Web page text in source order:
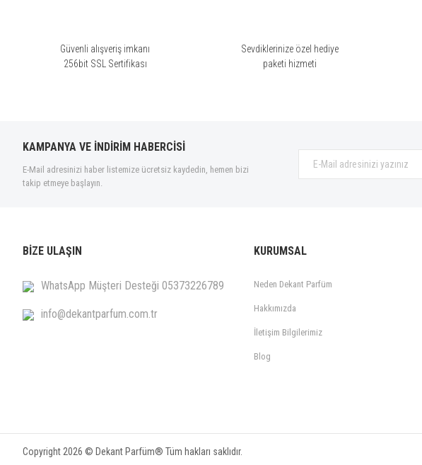
Güvenli alışveriş imkanı
256bit SSL Sertifikası
Sevdiklerinize özel hediye
paketi hizmeti
KAMPANYA VE İNDİRİM HABERCİSİ
E-Mail adresinizi haber listemize ücretsiz kaydedin, hemen bizi
takip etmeye başlayın.
BİZE ULAŞIN
WhatsApp Müşteri Desteği 05373226789
info@dekantparfum.com.tr
KURUMSAL
Neden Dekant Parfüm
Hakkımızda
İletişim Bilgilerimiz
Blog
Copyright 2026 © Dekant Parfüm® Tüm hakları saklıdır.